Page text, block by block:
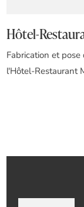
Hôtel-
Fabrication et
l'Hôtel-Restaurant